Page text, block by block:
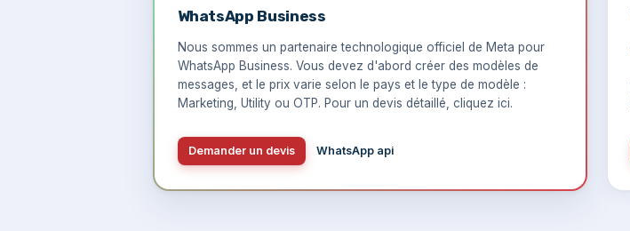
WhatsApp Business
Nous sommes un partenaire technologique officiel de Meta pour
WhatsApp Business. Vous devez d'abord créer des modèles de
messages, et le prix varie selon le pays et le type de modèle :
Marketing, Utility ou OTP. Pour un devis détaillé, cliquez ici.
Demander un devis WhatsApp api